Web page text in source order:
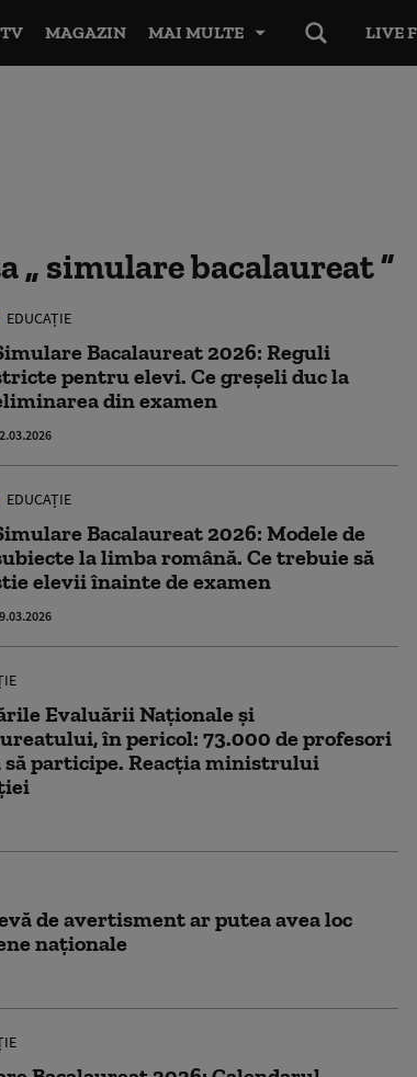
LIVE
TV MAGAZIN MAI MULTE
simulare bacalaureat
EDUCAȚIE
Bacalaureat 2026: Reguli
pentru elevi. Ce greșeli duc la
din examen
EDUCAȚIE
Bacalaureat 2026: Modele de
la limba română. Ce trebuie să
elevii înainte de examen
Evaluării Naționale și
în pericol: 73.000 de profesori
să participe. Reacția ministrului
de avertisment ar putea avea loc
naționale